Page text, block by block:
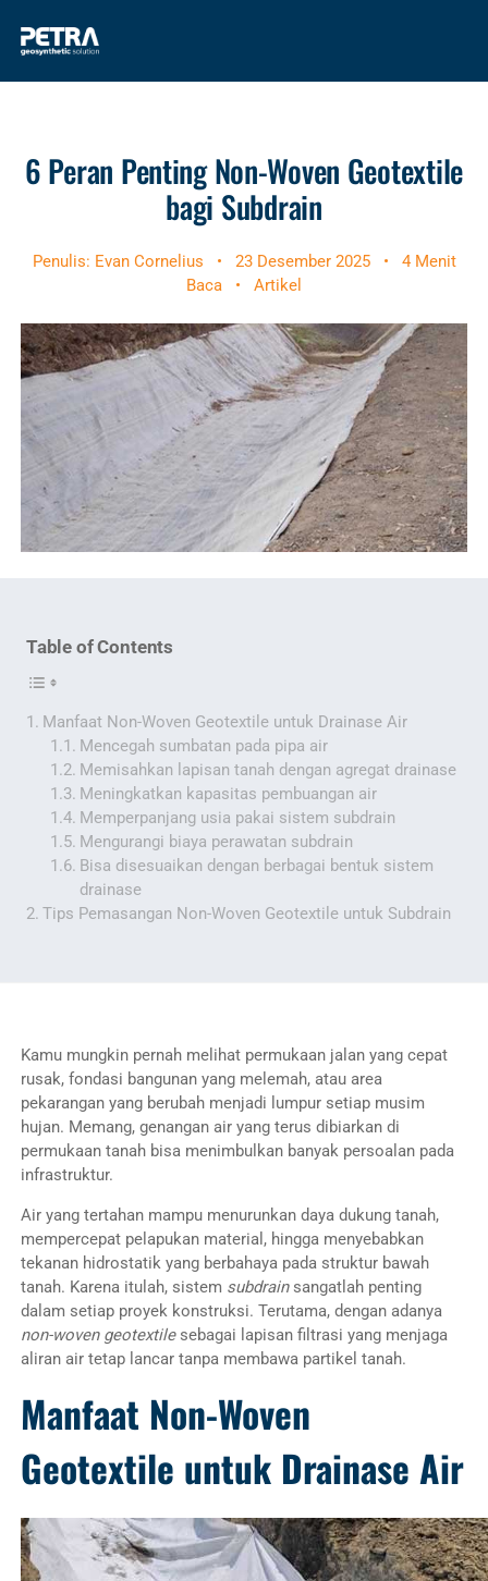
6 Peran Penting Non-Woven Geotextile
bagi Subdrain
Penulis: Evan Cornelius • 23 Desember 2025 •
4 Menit
Baca
• Artikel
Table of Contents
Manfaat Non-Woven Geotextile untuk Drainase Air
Mencegah sumbatan pada pipa air
Memisahkan lapisan tanah dengan agregat drainase
Meningkatkan kapasitas pembuangan air
Memperpanjang usia pakai sistem subdrain
Mengurangi biaya perawatan subdrain
Bisa disesuaikan dengan berbagai bentuk sistem
drainase
Tips Pemasangan Non-Woven Geotextile untuk Subdrain
Kamu mungkin pernah melihat permukaan jalan yang cepat
rusak, fondasi bangunan yang melemah, atau area
pekarangan yang berubah menjadi lumpur setiap musim
hujan. Memang, genangan air yang terus dibiarkan di
permukaan tanah bisa menimbulkan banyak persoalan pada
infrastruktur.
Air yang tertahan mampu menurunkan daya dukung tanah,
mempercepat pelapukan material, hingga menyebabkan
tekanan hidrostatik yang berbahaya pada struktur bawah
tanah. Karena itulah, sistem subdrain sangatlah penting
dalam setiap proyek konstruksi. Terutama, dengan adanya
non-woven geotextile sebagai lapisan filtrasi yang menjaga
aliran air tetap lancar tanpa membawa partikel tanah.
Manfaat Non-Woven
Geotextile untuk Drainase Air